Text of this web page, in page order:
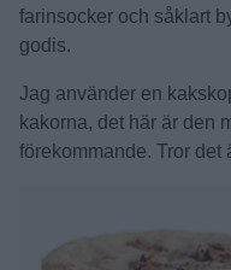
farinsocker och såklart
godis.
Jag använder en
kakorna, det här är den
förekommande. Tror det